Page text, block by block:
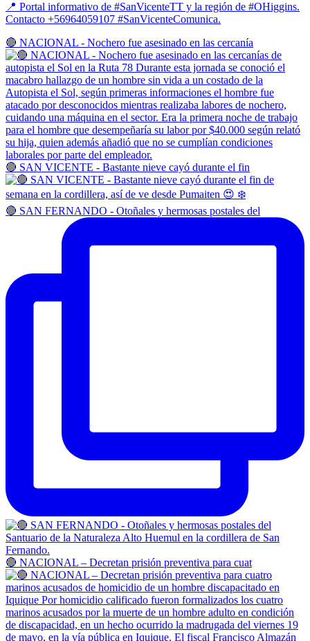
📍 Portal informativo de #SanVicenteTT y la región de #OHiggins.
Contacto +56964059107 #SanVicenteComunica.
🔴 NACIONAL - Nochero fue asesinado en las cercanía
🔴 SAN VICENTE - Bastante nieve cayó durante el fin
🔴 SAN FERNANDO - Otoñales y hermosas postales del
🔴 NACIONAL – Decretan prisión preventiva para cuat